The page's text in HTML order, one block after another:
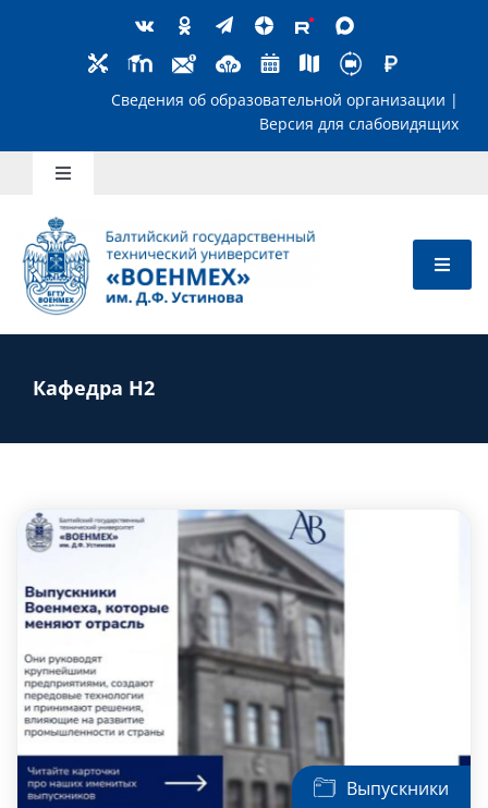
Сведения об образовательной
Toggle
Школьникам
Абитуриентам
Преподавателям
Слушателям
Партнерам
НИОКР
Кафедра Н2
Выпускники